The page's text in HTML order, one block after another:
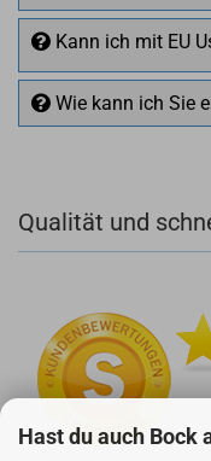
Hast du auch Bock
Kann ich mit EU
Wie kann ich Sie
+49
Qualität und